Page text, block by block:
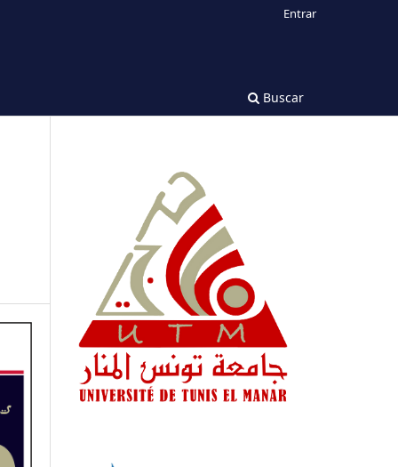
Buscar
Entrar